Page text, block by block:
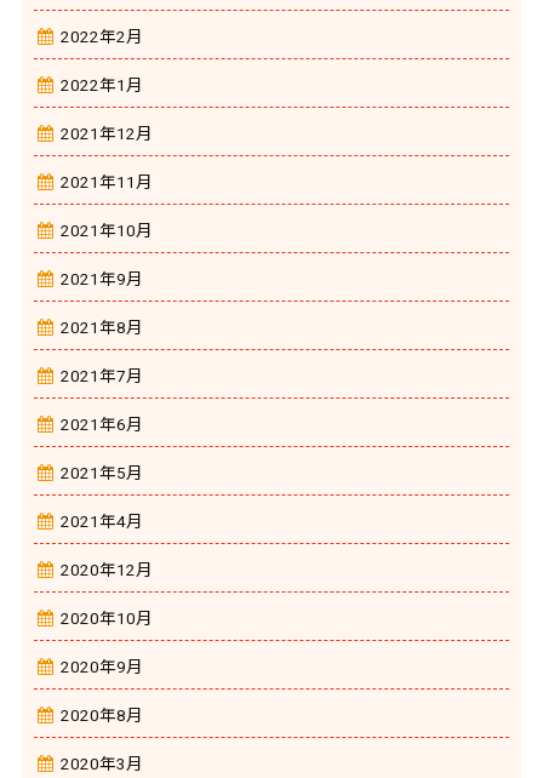
2022年2月
2022年1月
2021年12月
2021年11月
2021年10月
2021年9月
2021年8月
2021年7月
2021年6月
2021年5月
2021年4月
2020年12月
2020年10月
2020年9月
2020年8月
2020年3月